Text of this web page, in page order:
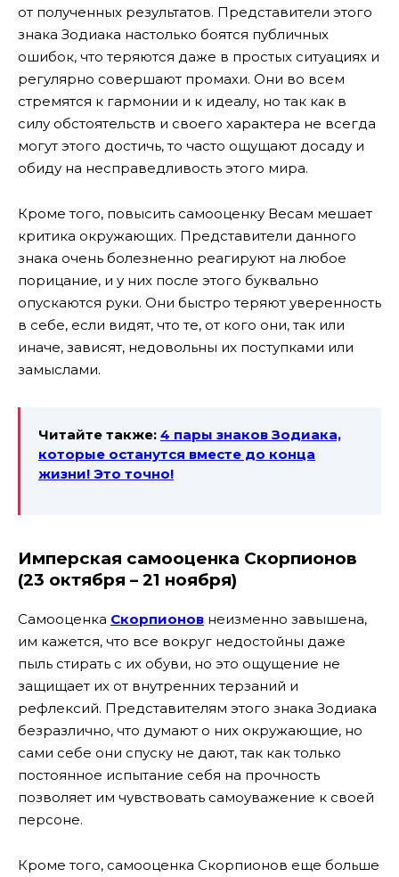
от полученных результатов. Представители этого
знака Зодиака настолько боятся публичных
ошибок, что теряются даже в простых ситуациях и
регулярно совершают промахи. Они во всем
стремятся к гармонии и к идеалу, но так как в
силу обстоятельств и своего характера не всегда
могут этого достичь, то часто ощущают досаду и
обиду на несправедливость этого мира.
Кроме того, повысить самооценку Весам мешает
критика окружающих. Представители данного
знака очень болезненно реагируют на любое
порицание, и у них после этого буквально
опускаются руки. Они быстро теряют уверенность
в себе, если видят, что те, от кого они, так или
иначе, зависят, недовольны их поступками или
замыслами.
Читайте также: 4 пары знаков Зодиака,
которые останутся вместе до конца
жизни! Это точно!
Имперская самооценка Скорпионов
(23 октября – 21 ноября)
Самооценка Скорпионов неизменно завышена,
им кажется, что все вокруг недостойны даже
пыль стирать с их обуви, но это ощущение не
защищает их от внутренних терзаний и
рефлексий. Представителям этого знака Зодиака
безразлично, что думают о них окружающие, но
сами себе они спуску не дают, так как только
постоянное испытание себя на прочность
позволяет им чувствовать самоуважение к своей
персоне.
Кроме того, самооценка Скорпионов еще больше